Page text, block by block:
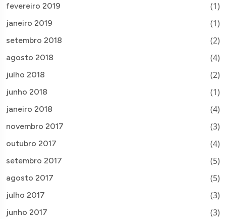
fevereiro 2019 (1)
janeiro 2019 (1)
setembro 2018 (2)
agosto 2018 (4)
julho 2018 (2)
junho 2018 (1)
janeiro 2018 (4)
novembro 2017 (3)
outubro 2017 (4)
setembro 2017 (5)
agosto 2017 (5)
julho 2017 (3)
junho 2017 (3)